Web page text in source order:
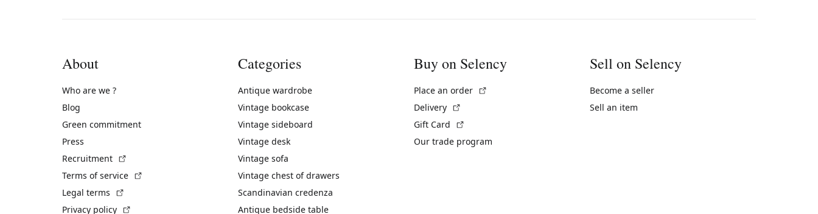
About
Who are we ?
Blog
Green commitment
Press
Recruitment
Terms of service
Legal terms
Privacy policy
Categories
Antique wardrobe
Vintage bookcase
Vintage sideboard
Vintage desk
Vintage sofa
Vintage chest of drawers
Scandinavian credenza
Antique bedside table
Buy on Selency
Place an order
Delivery
Gift Card
Our trade program
Sell on Selency
Become a seller
Sell an item